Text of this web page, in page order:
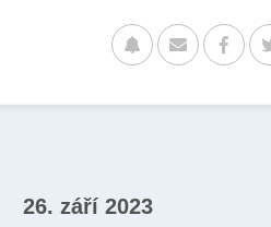
26. září 2023